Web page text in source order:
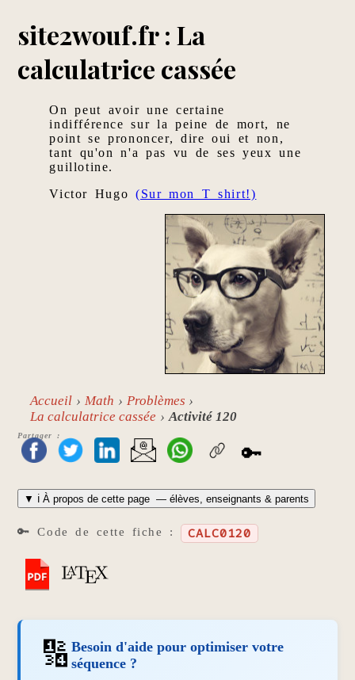
site2wouf.fr : La
calculatrice cassée
On peut avoir une certaine
indifférence sur la peine de mort, ne
point se prononcer, dire oui et non,
tant qu'on n'a pas vu de ses yeux une
guillotine.
Victor Hugo (Sur mon T shirt!)
Accueil Math
Problèmes
La calculatrice cassée
Activité 120
Partager :
🔑
▼ ℹ️ À propos de cette page — élèves, enseignants & parents
🔑 Code de cette fiche : CALC0120
🔢Besoin d'aide pour optimiser votre
séquence ?